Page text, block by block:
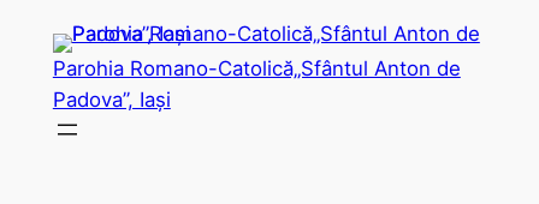
conținut
Parohia Romano-Catolică„Sfântul Anton de
Padova”, Iași